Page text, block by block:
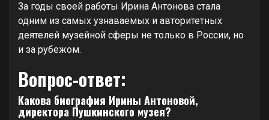
За годы своей работы Ирина Антонова стала
одним из самых узнаваемых и авторитетных
деятелей музейной сферы не только в России, но
и за рубежом.
Вопрос-ответ:
Какова биография Ирины Антоновой,
директора Пушкинского музея?